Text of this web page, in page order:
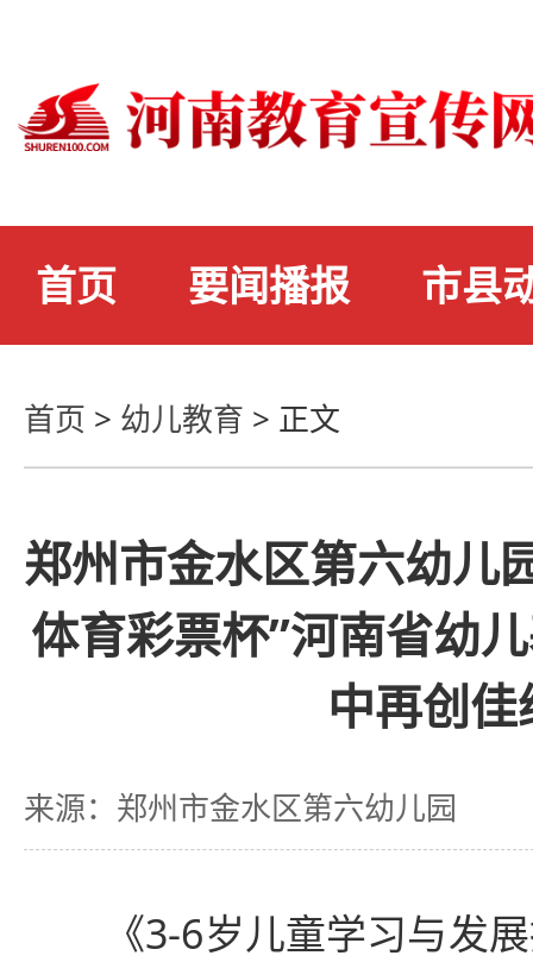
首页 要闻播报 市县
首页 > 幼儿教育 > 正文
郑州市金水区第六幼儿
体育彩票杯”河南省幼
中再创佳
来源：郑州市金水区第六幼儿园
《3-6岁儿童学习与发展